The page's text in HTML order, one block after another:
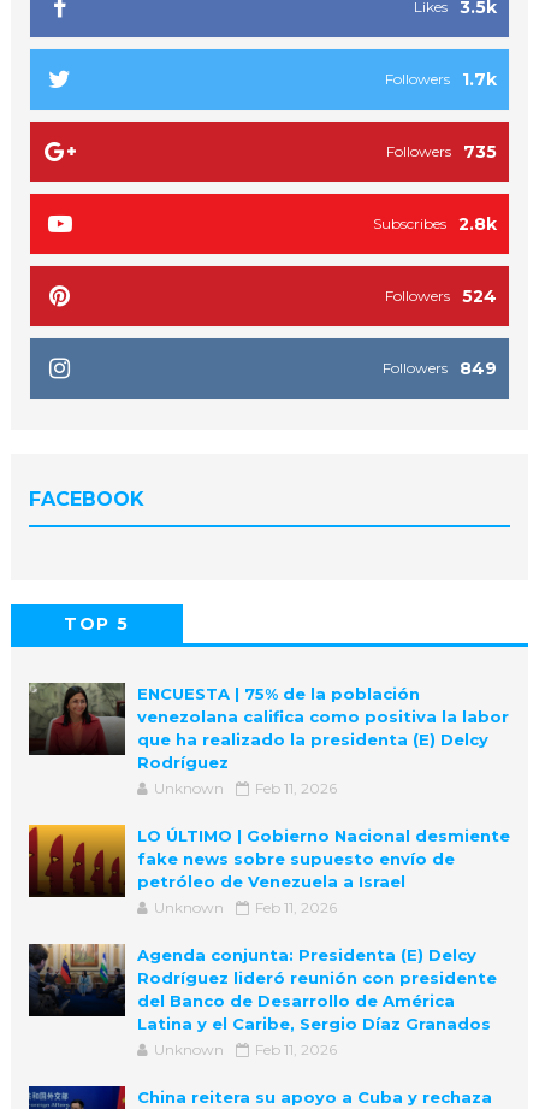
3.5k
Likes
1.7k
Followers
735
Followers
2.8k
Subscribes
524
Followers
849
Followers
FACEBOOK
TOP 5
ENCUESTA | 75% de la población
venezolana califica como positiva la labor
que ha realizado la presidenta (E) Delcy
Rodríguez
Unknown Feb 11, 2026
LO ÚLTIMO | Gobierno Nacional desmiente
fake news sobre supuesto envío de
petróleo de Venezuela a Israel
Unknown Feb 11, 2026
Agenda conjunta: Presidenta (E) Delcy
Rodríguez lideró reunión con presidente
del Banco de Desarrollo de América
Latina y el Caribe, Sergio Díaz Granados
Unknown Feb 11, 2026
China reitera su apoyo a Cuba y rechaza